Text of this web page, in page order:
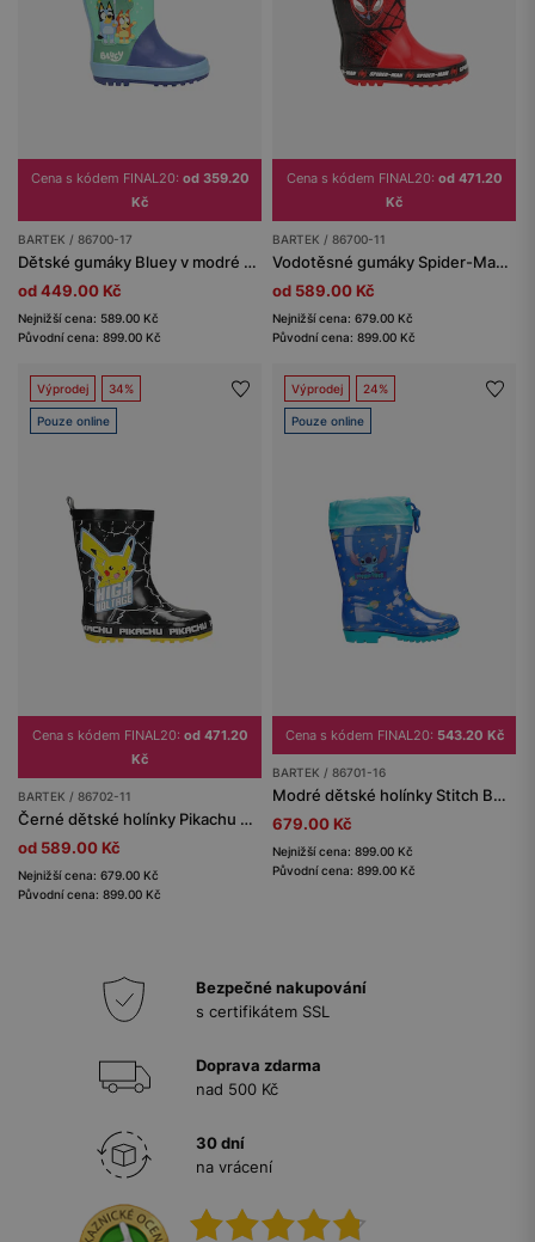
Cena s kódem FINAL20: od 359.20
Kč
BARTEK / 86700-17
Dětské gumáky Bluey v modré barvě BARTEK 86700-17
od 449.00 Kč
Nejnižší cena: 589.00 Kč
Původní cena: 899.00 Kč
Cena s kódem FINAL20: od 471.20
Kč
BARTEK / 86700-11
Vodotěsné gumáky Spider-Man pro kluky BARTEK 86700-11
od 589.00 Kč
Nejnižší cena: 679.00 Kč
Původní cena: 899.00 Kč
Výprodej 34%
Pouze online
Cena s kódem FINAL20: od 471.20
Kč
BARTEK / 86702-11
Černé dětské holínky Pikachu BARTEK 86702-11
od 589.00 Kč
Nejnižší cena: 679.00 Kč
Původní cena: 899.00 Kč
Výprodej 24%
Pouze online
Cena s kódem FINAL20: 543.20 Kč
BARTEK / 86701-16
Modré dětské holínky Stitch BARTEK 86701-16
679.00 Kč
Nejnižší cena: 899.00 Kč
Původní cena: 899.00 Kč
Bezpečné nakupování
s certifikátem SSL
Doprava zdarma
nad 500 Kč
30 dní
na vrácení